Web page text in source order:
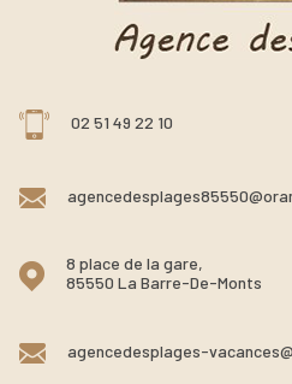
02 51 49 22 10
8 place de la gare,
85550 La Barre-De-Monts
agencedesplages-